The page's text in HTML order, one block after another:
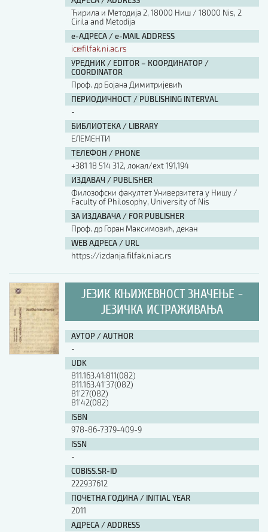
Ћирила и Методија 2, 18000 Ниш / 18000 Nis, 2
Cirila and Metodija
е-АДРЕСА / e-MAIL ADDRESS
ic@filfak.ni.ac.rs
УРЕДНИК / EDITOR – КООРДИНАТОР /
COORDINATOR
Проф. др Бојана Димитријевић
ПЕРИОДИЧНОСТ / PUBLISHING INTERVAL
-
БИБЛИОТЕКА / LIBRARY
ЕЛЕМЕНТИ
ТЕЛЕФОН / PHONE
+381 18 514 312, локал/ext 191,194
ИЗДАВАЧ / PUBLISHER
Филозофски факултет Универзитета у Нишу /
Faculty of Philosophy, University of Nis
ЗА ИЗДАВАЧА / FOR PUBLISHER
Проф. др Горан Максимовић, декан
WEB АДРЕСА / URL
https://izdanja.filfak.ni.ac.rs
ЈЕЗИК КЊИЖЕВНОСТ ЗНАЧЕЊЕ -
ЈЕЗИЧКА ИСТРАЖИВАЊА
АУТОР / AUTHOR
-
UDK
811.163.41:811(082)
811.163.41’37(082)
81’27(082)
81’42(082)
ISBN
978-86-7379-409-9
ISSN
-
COBISS.SR-ID
222937612
ПОЧЕТНА ГОДИНА / INITIAL YEAR
2011
АДРЕСА / ADDRESS